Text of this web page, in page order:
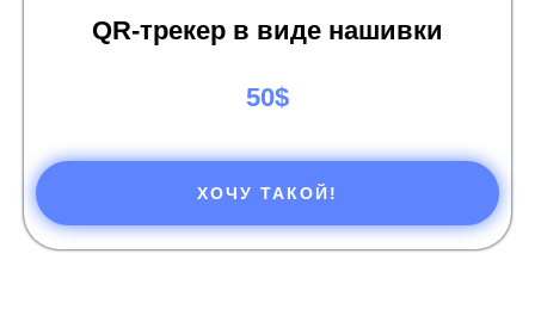
QR-трекер в виде нашивки
50$
ХОЧУ ТАКОЙ!